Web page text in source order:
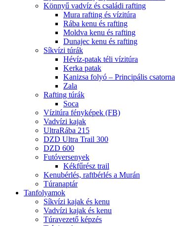
Könnyű vadvíz és családi rafting
Mura rafting és vízitúra
Rába kenu és rafting
Moldva kenu és rafting
Dunajec kenu és rafting
Síkvízi túrák
Hévíz-patak téli vízitúra
Kerka patak
Kanizsa folyó – Principális csatorna
Zala
Rafting túrák
Soca
Vízitúra fényképek (FB)
Vadvízi kajak
UltraRába 215
DZD Ultra Trail 300
DZD 600
Futóversenyek
Kékfűrész trail
Kenubérlés, raftbérlés a Murán
Túranaptár
Tanfolyamok
Síkvízi kajak és kenu
Vadvízi kajak és kenu
Túravezető képzés